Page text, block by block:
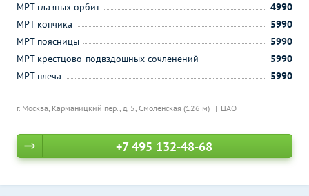
г. Москва, Карманицкий пер., д. 5, Смоленская (126 м) ЦАО
МРТ глазных орбит
4990
МРТ копчика
5990
МРТ поясницы
5990
МРТ крестцово-подвздошных сочленений
5990
МРТ плеча
5990
+7 495 132-48-68